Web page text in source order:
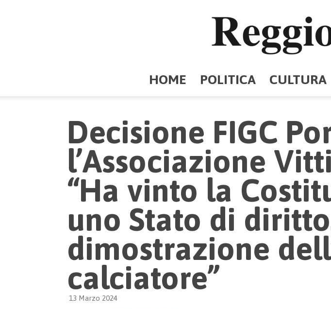
HOME POLITICA CULTURA
Decisione FIGC
l’Associazione
“Ha vinto la
uno Stato di
dimostrazione
calciatore”
13 Marzo 2024